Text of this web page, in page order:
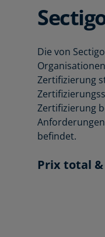
Die von
Zertifizierung
Zertifizierung
befindet.
Prix total &